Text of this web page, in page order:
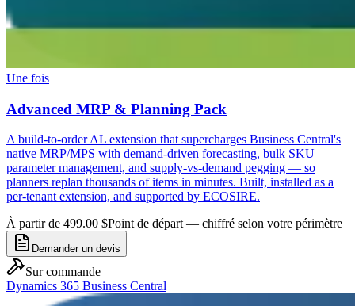
Une fois
Advanced MRP & Planning Pack
A build-to-order AL extension that supercharges Business Central's
native MRP/MPS with demand-driven forecasting, bulk SKU
parameter management, and supply-vs-demand pegging — so
planners replan thousands of items in minutes. Built, installed as a
per-tenant extension, and supported by ECOSIRE.
À partir de 499.00 $Point de départ — chiffré selon votre périmètre
Demander un devis
Sur commande
Dynamics 365 Business Central